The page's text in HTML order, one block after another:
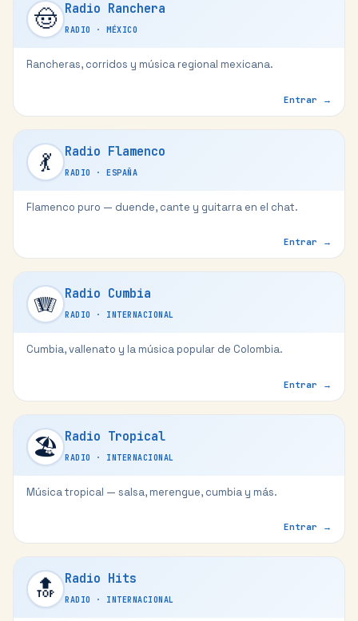
🤠 Radio Ranchera
RADIO · MÉXICO
Rancheras, corridos y música regional mexicana.
Entrar →
💃 Radio Flamenco
RADIO · ESPAÑA
Flamenco puro — duende, cante y guitarra en el chat.
Entrar →
🪗 Radio Cumbia
RADIO · INTERNACIONAL
Cumbia, vallenato y la música popular de Colombia.
Entrar →
🏖️ Radio Tropical
RADIO · INTERNACIONAL
Música tropical — salsa, merengue, cumbia y más.
Entrar →
🔝 Radio Hits
RADIO · INTERNACIONAL